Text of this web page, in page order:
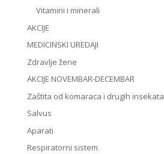
Vitamini i minerali
AKCIJE
MEDICINSKI UREDAJI
Zdravlje žene
AKCIJE NOVEMBAR-DECEMBAR
Zaštita od komaraca i drugih insekata
Salvus
Aparati
Respiratorni sistem